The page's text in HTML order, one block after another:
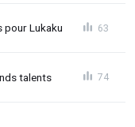
pour Lukaku 63
talents 74